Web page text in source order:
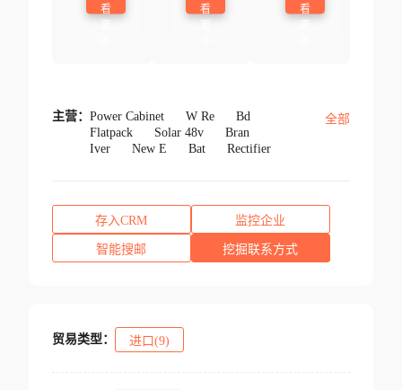
看
看
看
主营： Power Cabinet W Re
Bd
Flatpack
Solar 48v
Bran
Iver
New E Bat Rectifier
全部
存入CRM 监控企业
智能搜邮 挖掘联系方式
贸易类型： 进口(9)